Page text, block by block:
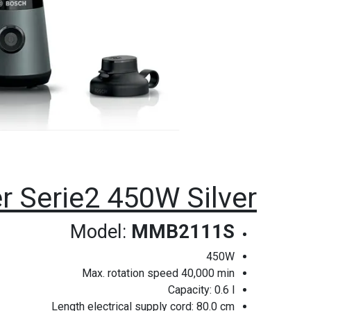
Serie2 450W Silver
Model: MMB2111S
450W
Max. rotation speed 40,000 min
Capacity: 0.6 l
Length electrical supply cord: 80.0 cm